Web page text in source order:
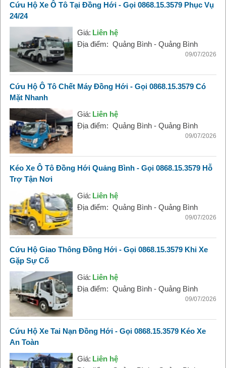
Cứu Hộ Xe Ô Tô Tại Đồng Hới - Gọi 0868.15.3579 Phục Vụ
24/24
Giá: Liên hệ
Địa điểm: Quảng Bình - Quảng Bình
09/07/2026
Cứu Hộ Ô Tô Chết Máy Đồng Hới - Gọi 0868.15.3579 Có
Mặt Nhanh
Giá: Liên hệ
Địa điểm: Quảng Bình - Quảng Bình
09/07/2026
Kéo Xe Ô Tô Đồng Hới Quảng Bình - Gọi 0868.15.3579 Hỗ
Trợ Tận Nơi
Giá: Liên hệ
Địa điểm: Quảng Bình - Quảng Bình
09/07/2026
Cứu Hộ Giao Thông Đồng Hới - Gọi 0868.15.3579 Khi Xe
Gặp Sự Cố
Giá: Liên hệ
Địa điểm: Quảng Bình - Quảng Bình
09/07/2026
Cứu Hộ Xe Tai Nạn Đồng Hới - Gọi 0868.15.3579 Kéo Xe
An Toàn
Giá: Liên hệ